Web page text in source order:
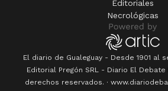
Editoriales
Necrológicas
El diario de Gualeguay - Desde 1901 al
Editorial Pregón SRL - Diario El Debate
derechos reservados. · www.